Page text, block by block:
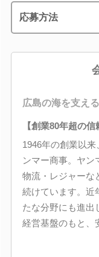
応募方法
広島の海を支え
【創業80年超の信
1946年の創業以
ンマー商事。ヤン
物流・レジャーな
続けています。近
たな分野にも進出
経営基盤のもと、